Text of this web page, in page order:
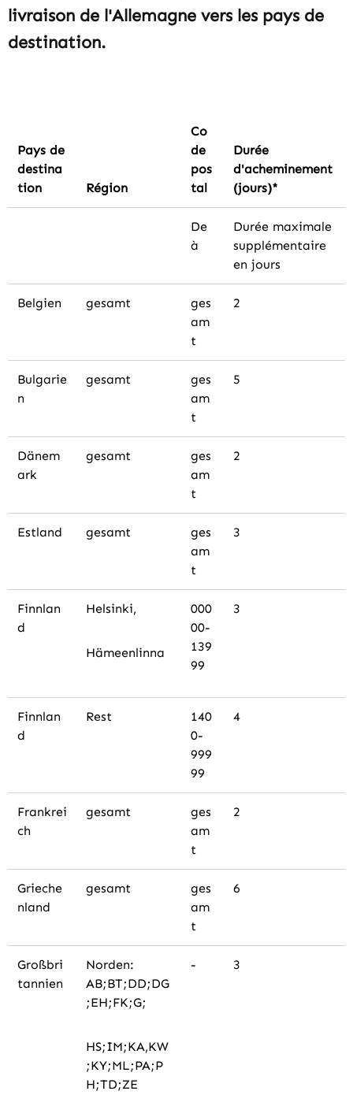
livraison de l'Allemagne vers les pays de
destination.
Pays de
destina
tion
Région
Co
de
pos
tal
Durée
d'acheminement
(jours)*
De
à
Durée maximale
supplémentaire
en jours
Belgien gesamt
ges
am
t
2
Bulgarie
n
gesamt
ges
am
t
5
Dänem
ark
gesamt
ges
am
t
2
Estland gesamt
ges
am
t
3
Finnlan
d
Helsinki,
Hämeenlinna
000
00-
139
99
3
Finnlan
d
Rest
140
0-
999
99
4
Frankrei
ch
gesamt
ges
am
t
2
Grieche
nland
gesamt
ges
am
t
6
Großbri
tannien
Norden:
AB;BT;DD;DG
;EH;FK;G;
HS;IM;KA,KW
;KY;ML;PA;P
H;TD;ZE
- 3